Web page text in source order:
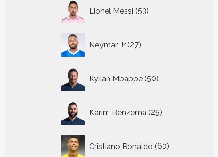
Lionel Messi 53
producten
Neymar Jr 27
producten
Kylian Mbappe 50
producten
Karim Benzema 25
producten
Cristiano Ronaldo 60
producten